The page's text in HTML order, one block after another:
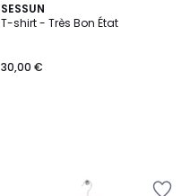
SESSUN
T-shirt - Très Bon État
30,00 €